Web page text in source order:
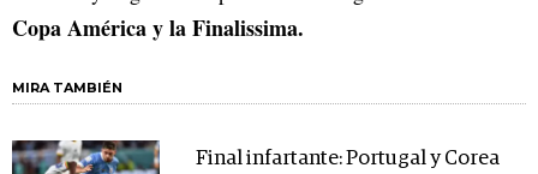
Copa América y la Finalissima.
MIRA TAMBIÉN
Final infartante: Portugal y Corea